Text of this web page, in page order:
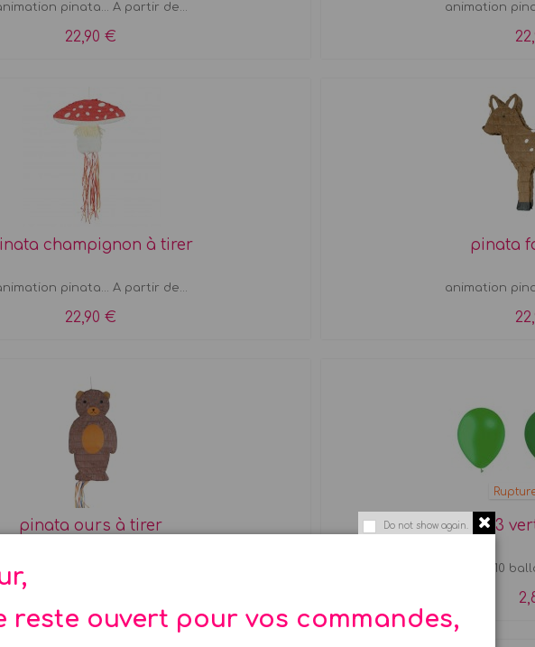
Do not show again.
reste ouvert pour vos commandes,
pinata... A partir de...
22,90 €
animation
champignon à tirer
pinata... A partir de...
22,90 €
pinata
animation
pinata ours à tirer
pinata ours brun MLD......
Ballon 3
Set de 10